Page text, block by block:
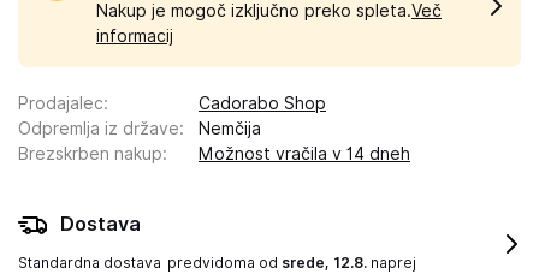
Nakup je mogoč izključno preko spleta.Več
informacij
Prodajalec:
Cadorabo Shop
Odpremlja iz države:
Nemčija
Brezskrben nakup: Možnost vračila v 14 dneh
Dostava
Standardna dostava predvidoma od srede, 12.8. naprej